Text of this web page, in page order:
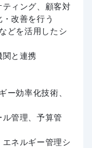
ティング、顧客対
改善を行う
どを活用したシ
関と連携
ー効率化技術、
ル管理、予算管
エネルギー管理シ